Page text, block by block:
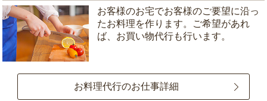
お客様のお宅でお客様のご要望に沿っ
たお料理を作ります。ご希望があれ
ば、お買い物代行も行います。
お料理代行のお仕事詳細